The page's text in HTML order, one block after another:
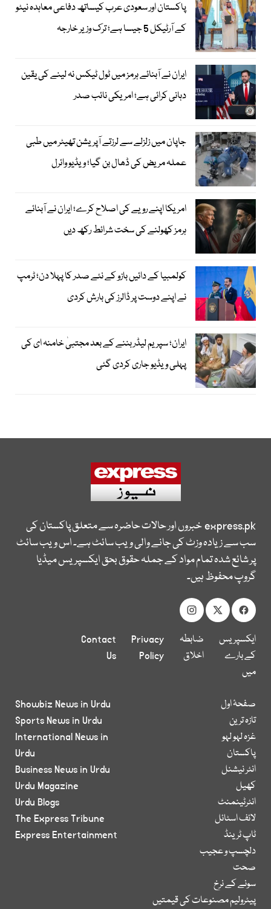
پاکستان اور سعودی عرب کیساتھ دفاعی معاہدہ نیٹو
کے آرٹیکل 5 جیسا ہے؛ ترک وزیر خارجہ
ایران نے آبنائے ہرمز میں ٹول ٹیکس نہ لینے کی یقین
دہانی کرائی ہے؛ امریکی نائب صدر
جاپان میں زلزلے سے لرزتے آپریشن تھیٹر میں طبی
عملہ مریض کی ڈھال بن گیا؛ ویڈیو وائرل
امریکا اپنے رویے کی اصلاح کرے؛ ایران نے آبنائے
ہرمز کھولنے کی سخت شرائط رکھ دیں
کولمبیا کے دائیں بازو کے نئے صدر کا پہلا دن؛ ٹرمپ
نے اپنے دوست پر ڈالرز کی بارش کردی
ایران؛ سپریم لیڈر بننے کے بعد مجتبیٰ خامنہ ای کی
پہلی ویڈیو جاری کردی گئی
express.pkخبروں اور حالات حاضرہ سے متعلق پاکستان کی
سب سے زیادہ وزٹ کی جانے والی ویب سائٹ ہے۔ اس ویب سائٹ
پر شائع شدہ تمام مواد کے جملہ حقوق بحق ایکسپریس میڈیا
گروپ محفوظ ہیں۔
ایکسپریس
کے بارے
میں
ضابطہ
اخلاق
Privacy
Policy
Contact
Us
صفحۂ اول
تازہ ترین
غزہ لہو لہو
پاکستان
انٹر نیشنل
کھیل
انٹرٹینمنٹ
لائف اسٹائل
ٹاپ ٹرینڈ
دلچسپ و عجیب
صحت
سونے کے نرخ
پیٹرولیم مصنوعات کی قیمتیں
Showbiz News in Urdu
Sports News in Urdu
International News in
Urdu
Business News in Urdu
Urdu Magazine
Urdu Blogs
The Express Tribune
Express Entertainment